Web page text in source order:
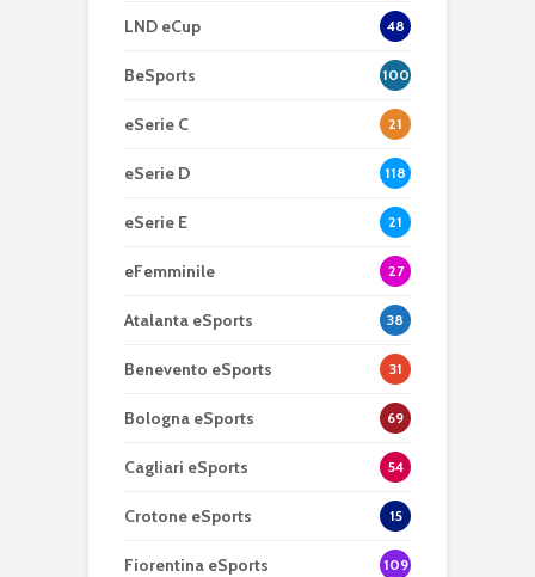
LND eCup 48
BeSports 100
eSerie C 21
eSerie D 118
eSerie E 21
eFemminile 27
Atalanta eSports 38
Benevento eSports 31
Bologna eSports 69
Cagliari eSports 54
Crotone eSports 15
Fiorentina eSports 109